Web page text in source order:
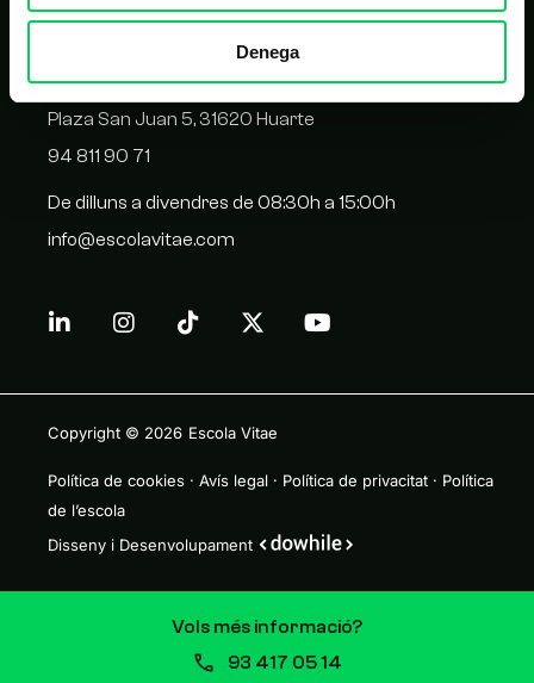
Denega
Plaza San Juan 5, 31620 Huarte
94 811 90 71
De dilluns a divendres de 08:30h a 15:00h
info@escolavitae.com
Copyright © 2026 Escola Vitae
Política de cookies · Avís legal · Política de privacitat · Política
de l’escola
Disseny i Desenvolupament
Vols més informació?
93 417 05 14